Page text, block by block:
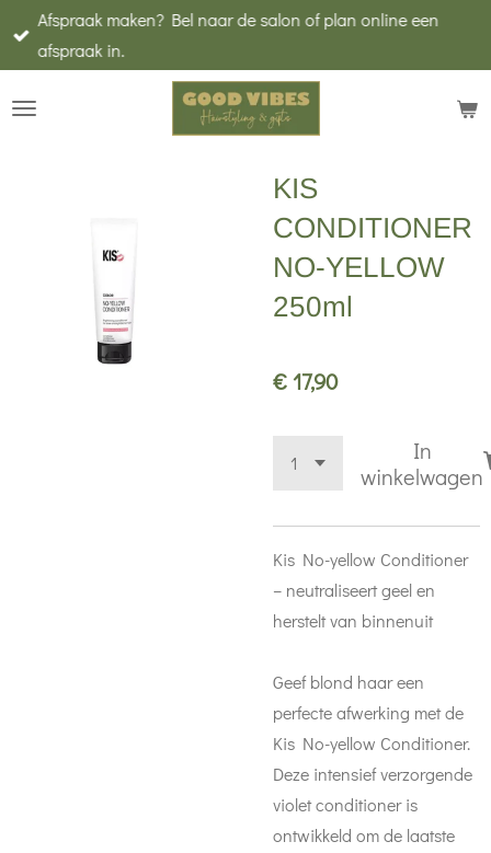
direct
de
Afspraak maken? Bel naar de salon of plan online een
afspraak in.
KIS
CONDITIONER
NO-YELLOW
250ml
€ 17,90
In
winkelwagen
Kis No-yellow Conditioner
– neutraliseert geel en
herstelt van binnenuit
Geef blond haar een
perfecte afwerking met de
Kis No-yellow Conditioner.
Deze intensief verzorgende
violet conditioner is
ontwikkeld om de laatste